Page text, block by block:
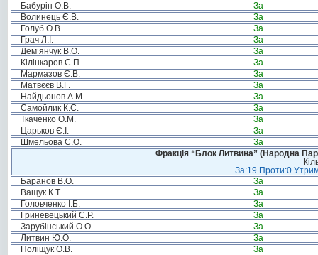
Бабурін О.В.
За
Волинець Є.В.
За
Голуб О.В.
За
Грач Л.І.
За
Дем’янчук В.О.
За
Кілінкаров С.П.
За
Мармазов Є.В.
За
Матвєєв В.Г.
За
Найдьонов А.М.
За
Самойлик К.С.
За
Ткаченко О.М.
За
Царьков Є.І.
За
Шмельова С.О.
За
Фракція “Блок Литвина” (Народна
За:19 Проти:0
Баранов В.О.
За
Ващук К.Т.
За
Головченко І.Б.
За
Гриневецький С.Р.
За
Зарубінський О.О.
За
Литвин Ю.О.
За
Поліщук О.В.
За